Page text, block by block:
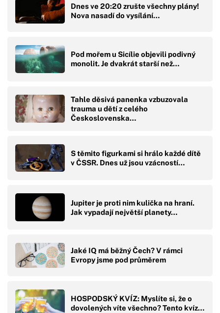
Dnes ve 20:20 zrušte všechny plány!
Nova nasadí do vysílání…
Pod mořem u Sicílie objevili podivný
monolit. Je dvakrát starší než…
Tahle děsivá panenka vzbuzovala
trauma u dětí z celého
Československa…
S těmito figurkami si hrálo každé dítě
v ČSSR. Dnes už jsou vzácností…
Jupiter je proti nim kulička na hraní.
Jak vypadají největší planety…
Jaké IQ má běžný Čech? V rámci
Evropy jsme pod průměrem
HOSPODSKÝ KVÍZ: Myslíte si, že o
dovolených víte všechno? Tento kvíz…